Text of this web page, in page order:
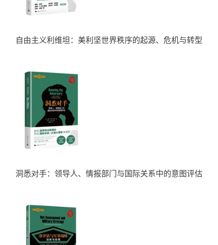
自由主义利维坦：美利坚世界秩序的起源、危机与转型
洞悉对手：领导人、情报部门与国际关系中的意图评估